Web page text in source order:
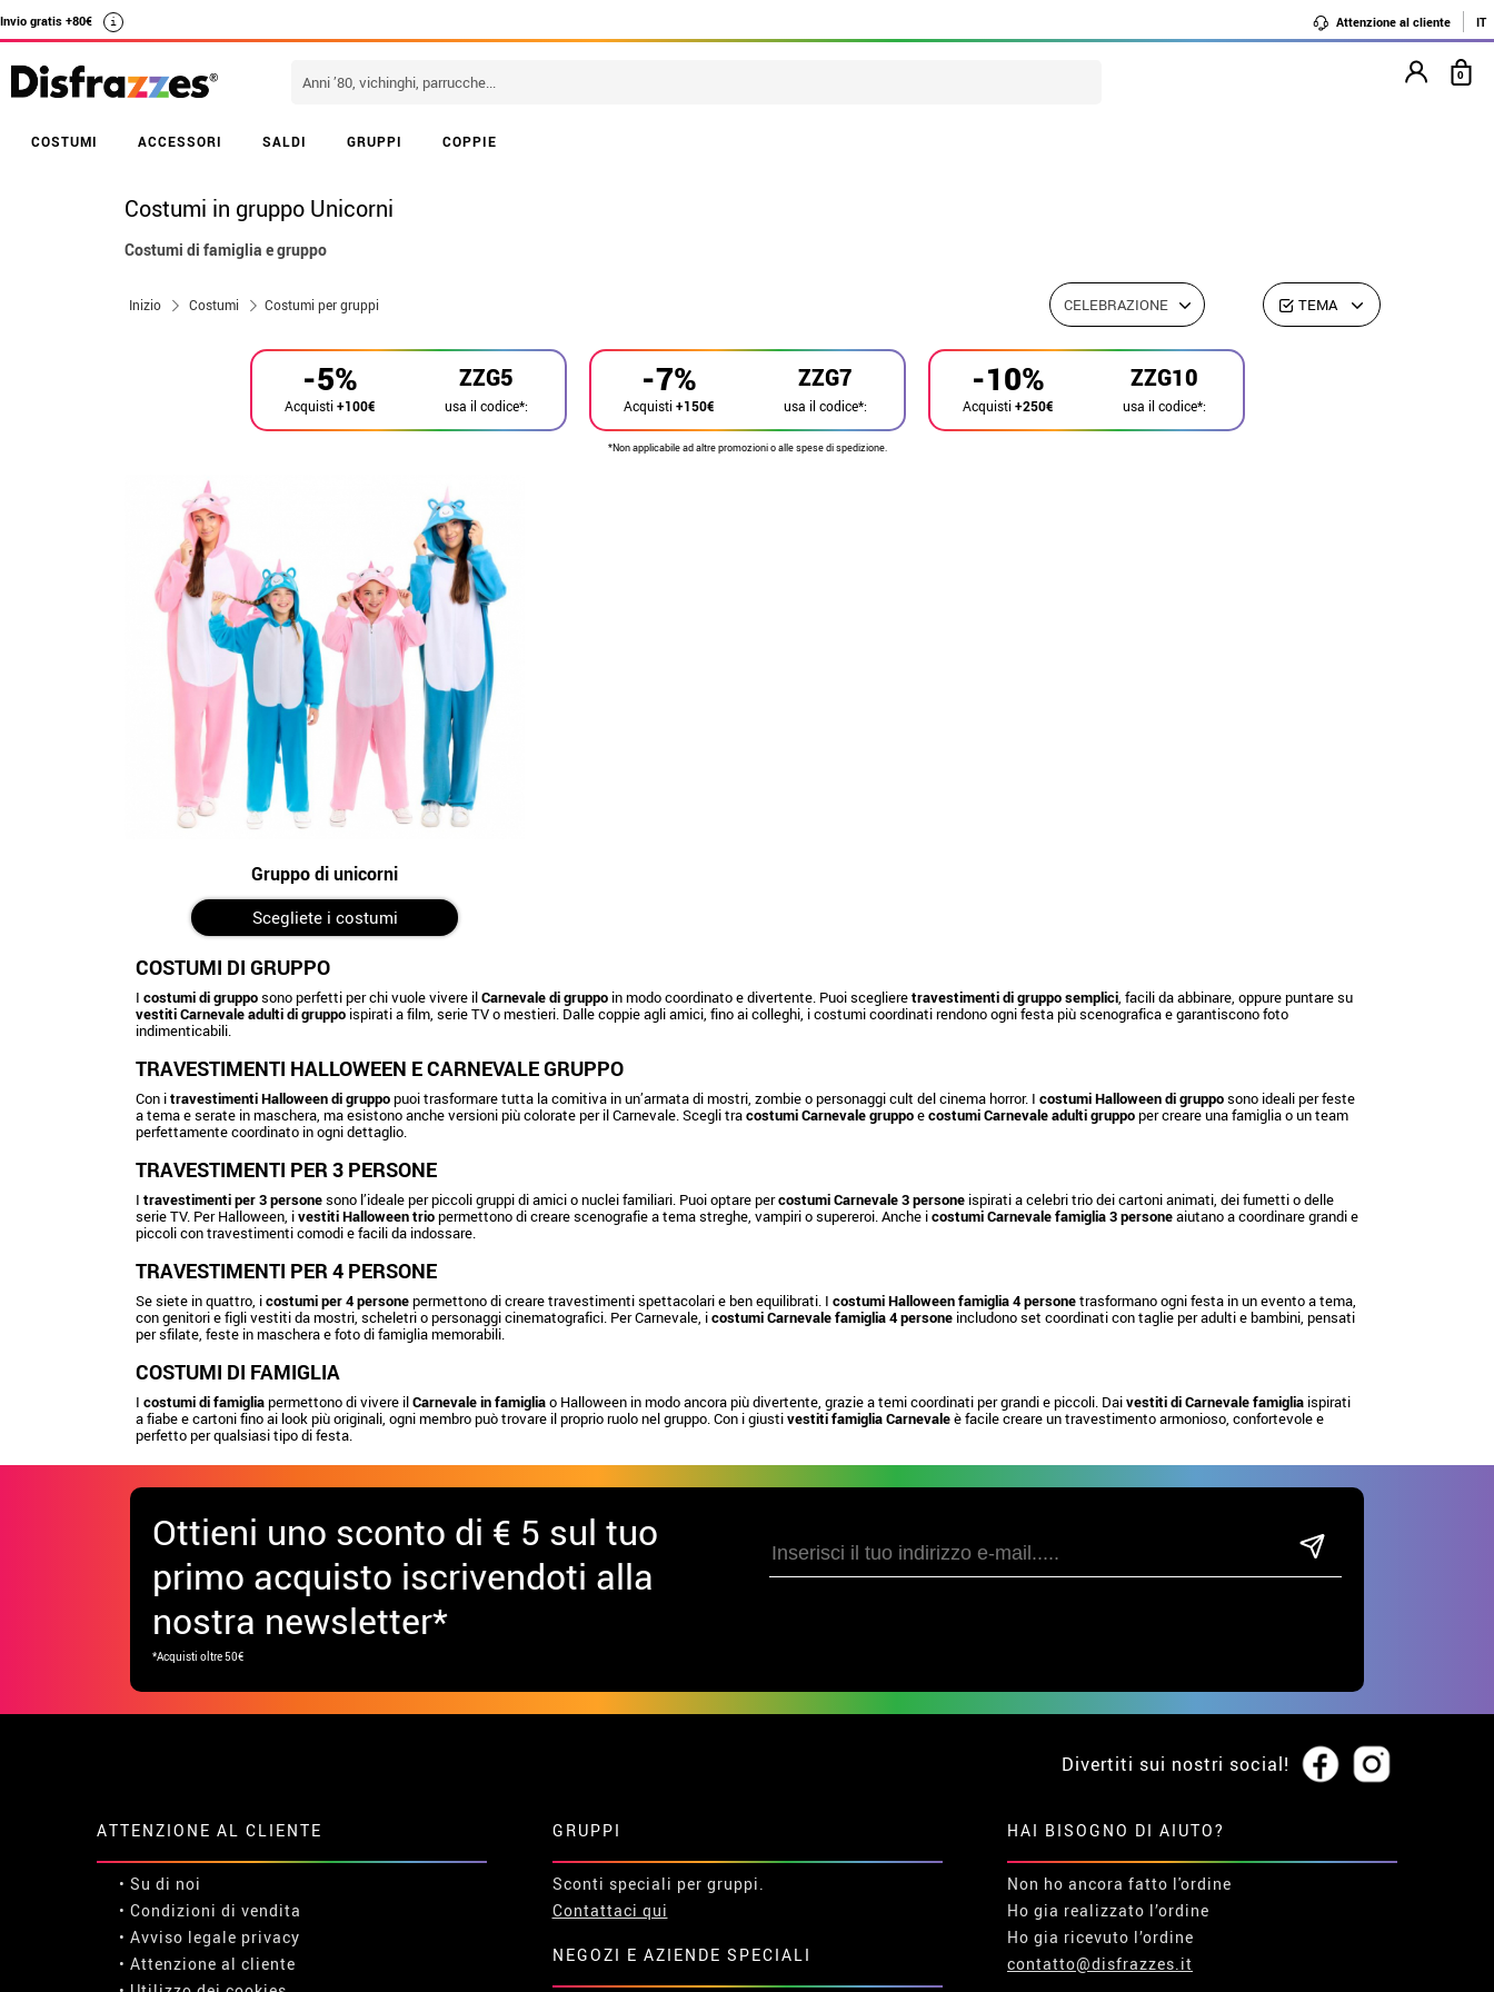
Invio gratis +80€ i Attenzione al cliente IT
COSTUMI ACCESSORI SALDI GRUPPI COPPIE
0
Costumi in gruppo Unicorni
Costumi di famiglia e gruppo
Inizio Costumi Costumi per gruppi CELEBRAZIONE TEMA
-5%
Acquisti+100€
ZZG5
usa il codice*:
-7%
Acquisti+150€
ZZG7
usa il codice*:
-10%
Acquisti+250€
ZZG10
usa il codice*:
*Non applicabile ad altre promozioni o alle spese di spedizione.
Gruppo di unicorni
Scegliete i costumi
COSTUMI DI GRUPPO
I costumi di grupposono perfetti per chi vuole vivere ilCarnevale di gruppo in modo coordinato e divertente. Puoi sceglieretravestimenti di gruppo semplici , facili da abbinare, oppure puntare su
vestiti Carnevale adulti di gruppo ispirati a film, serie TV o mestieri. Dalle coppie agli amici, fino ai colleghi, i costumi coordinati rendono ogni festa più scenografica e garantiscono foto
indimenticabili.
TRAVESTIMENTI HALLOWEEN E CARNEVALE GRUPPO
Con itravestimenti Halloween di gruppopuoi trasformare tutta la comitiva in un’armata di mostri, zombie o personaggi cult del cinema horror. I costumi Halloween di grupposono ideali per feste
a tema e serate in maschera, ma esistono anche versioni più colorate per il Carnevale. Scegli tracostumi Carnevale gruppoecostumi Carnevale adulti gruppoper creare una famiglia o un team
perfettamente coordinato in ogni dettaglio.
TRAVESTIMENTI PER 3 PERSONE
I travestimenti per 3 personesono l’ideale per piccoli gruppi di amici o nuclei familiari. Puoi optare percostumi Carnevale 3 persone ispirati a celebri trio dei cartoni animati, dei fumetti o delle
serie TV. Per Halloween, ivestiti Halloween triopermettono di creare scenografie a tema streghe, vampiri o supereroi. Anche icostumi Carnevale famiglia 3 personeaiutano a coordinare grandi e
piccoli con travestimenti comodi e facili da indossare.
TRAVESTIMENTI PER 4 PERSONE
Se siete in quattro, icostumi per 4 personepermettono di creare travestimenti spettacolari e ben equilibrati. I costumi Halloween famiglia 4 personetrasformano ogni festa in un evento a tema,
con genitori e figli vestiti da mostri, scheletri o personaggi cinematografici. Per Carnevale, icostumi Carnevale famiglia 4 persone includono set coordinati con taglie per adulti e bambini, pensati
per sfilate, feste in maschera e foto di famiglia memorabili.
COSTUMI DI FAMIGLIA
I costumi di famigliapermettono di vivere ilCarnevale in famigliao Halloween in modo ancora più divertente, grazie a temi coordinati per grandi e piccoli. Daivestiti di Carnevale famiglia ispirati
a fiabe e cartoni fino ai look più originali, ogni membro può trovare il proprio ruolo nel gruppo. Con i giustivestiti famiglia Carnevaleè facile creare un travestimento armonioso, confortevole e
perfetto per qualsiasi tipo di festa.
Ottieni uno sconto di € 5 sul tuo
primo acquisto iscrivendoti alla
nostra newsletter*
*Acquisti oltre 50€
Divertiti sui nostri social!
ATTENZIONE AL CLIENTE
• Su di noi
• Condizioni di vendita
• Avviso legale privacy
• Attenzione al cliente
GRUPPI
Sconti speciali per gruppi.
Contattaci qui
NEGOZI E AZIENDE SPECIALI
HAI BISOGNO DI AIUTO?
Non ho ancora fatto l'ordine
Ho gia realizzato l’ordine
Ho gia ricevuto l’ordine
contatto@disfrazzes.it